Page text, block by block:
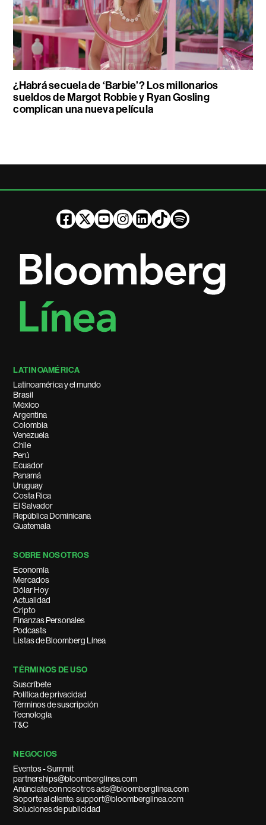
¿Habrá secuela de ‘Barbie’? Los millonarios
sueldos de Margot Robbie y Ryan Gosling
complican una nueva película
LATINOAMÉRICA
Latinoamérica y el mundo
Brasil
México
Argentina
Colombia
Venezuela
Chile
Perú
Ecuador
Panamá
Uruguay
Costa Rica
El Salvador
República Dominicana
Guatemala
SOBRE NOSOTROS
Economía
Mercados
Dólar Hoy
Actualidad
Cripto
Finanzas Personales
Podcasts
Listas de Bloomberg Línea
TÉRMINOS DE USO
Suscríbete
Política de privacidad
Términos de suscripción
Tecnología
T&C
NEGOCIOS
Eventos - Summit
partnerships@bloomberglinea.com
Anúnciate con nosotros ads@bloomberglinea.com
Soporte al cliente: support@bloomberglinea.com
Soluciones de publicidad